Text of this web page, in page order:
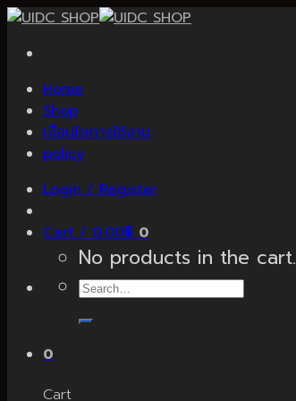
Skip
content
Home
Shop
เงื่อนไขการใช้งาน
policy
Login / Register
Cart /0.00฿ 0
No products in the cart.
Search
for:
0
Cart